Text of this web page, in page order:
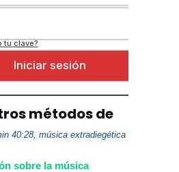
40:28, música extradiegética
sobre la música